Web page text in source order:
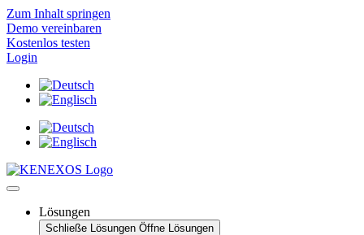
Zum Inhalt springen
Demo vereinbaren
Kostenlos testen
Login
Lösungen
Schließe Lösungen Öffne Lösungen